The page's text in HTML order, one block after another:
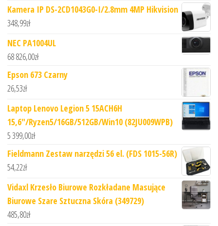
Kamera IP DS-2CD1043G0-I/2.8mm 4MP Hikvision
348,99zł
NEC PA1004UL
68 826,00zł
Epson 673 Czarny
26,53zł
Laptop Lenovo Legion 5 15ACH6H
15,6"/Ryzen5/16GB/512GB/Win10 (82JU009WPB)
5 399,00zł
Fieldmann Zestaw narzędzi 56 el. (FDS 1015-56R)
54,22zł
Vidaxl Krzesło Biurowe Rozkładane Masujące
Biurowe Szare Sztuczna Skóra (349729)
485,80zł